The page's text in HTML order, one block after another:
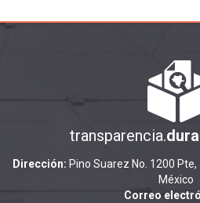
transparencia.
Dirección: Pino Suarez No. 1200
México
Correo